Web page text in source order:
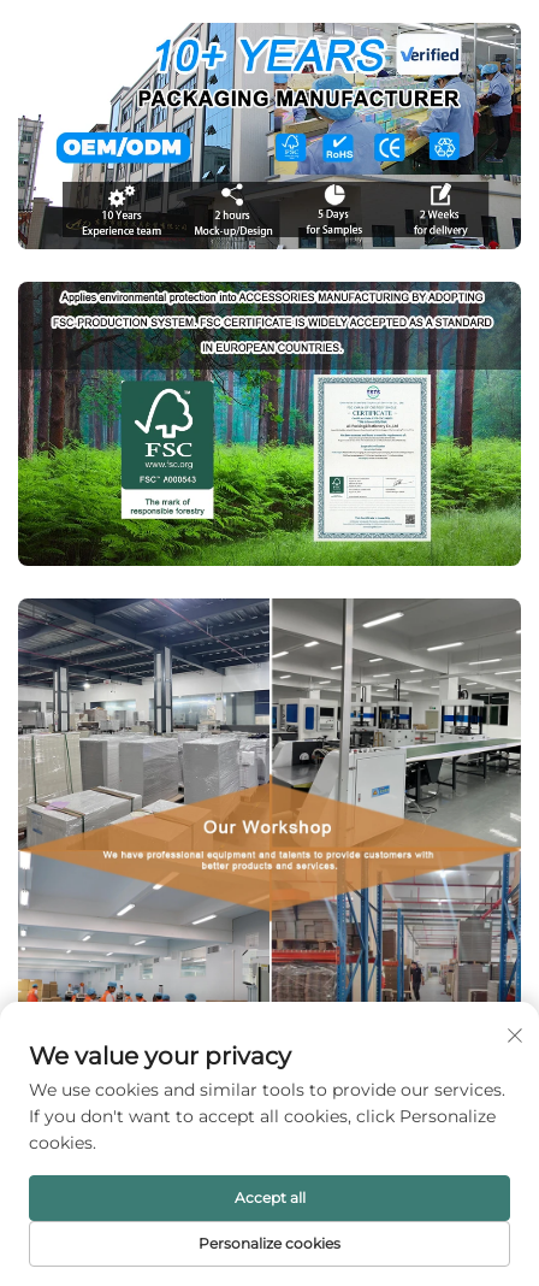
We value your privacy
We use cookies and similar tools to provide our services.
If you don't want to accept all cookies, click Personalize
cookies.
Personalize cookies
Accept all